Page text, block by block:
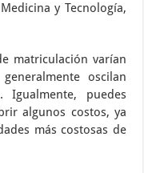
y Tecnología,
matriculación varían
oscilan
puedes
algunos costos, ya
más costosas de